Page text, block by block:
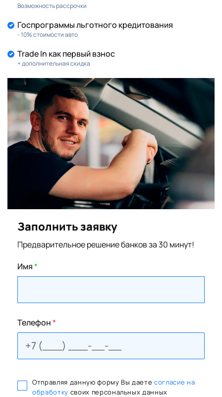
Возможность рассрочки
Госпрограммы льготного кредитования
- 10% стоимости авто
Trade In как первый взнос
+ дополнительная скидка
Заполнить заявку
Предварительное решение банков за 30 минут!
Имя*
Телефон*
Отправляя данную форму Вы даете согласие на
обработку своих персональных данных